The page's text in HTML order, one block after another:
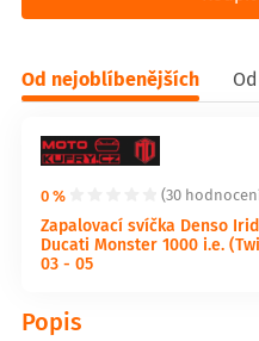
Od nejoblíbenějších
0 % (30
Zapalovací svíčka Denso
Ducati Monster 1000 i.e.
03 - 05
Popis